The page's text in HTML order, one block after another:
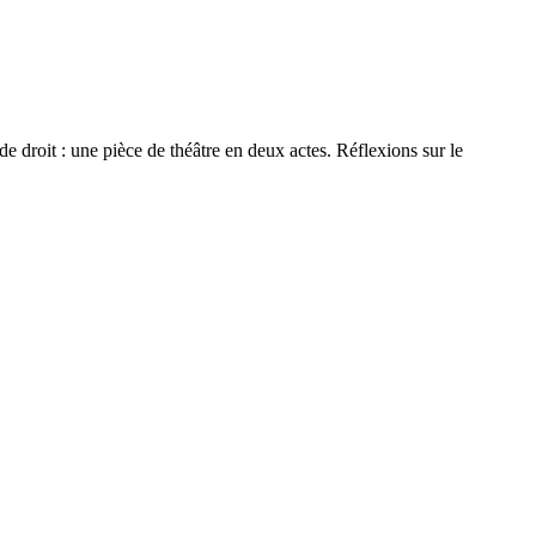
: une pièce de théâtre en deux actes. Réflexions sur le